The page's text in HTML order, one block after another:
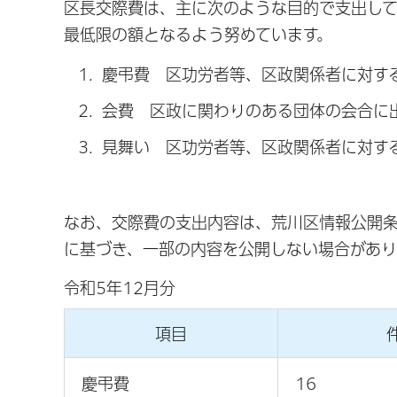
区長交際費は、主に次のような目的で支出し
最低限の額となるよう努めています。
慶弔費 区功労者等、区政関係者に対す
会費 区政に関わりのある団体の会合に
見舞い 区功労者等、区政関係者に対す
なお、交際費の支出内容は、荒川区情報公開
に基づき、一部の内容を公開しない場合があ
令和5年12月分
項目
慶弔費 16